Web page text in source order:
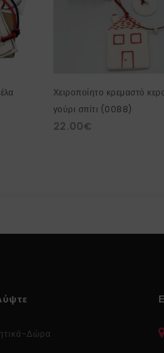
Χειροποίητο κρεμαστό
γούρι σπίτι (0088)
22.00€
Δώρα